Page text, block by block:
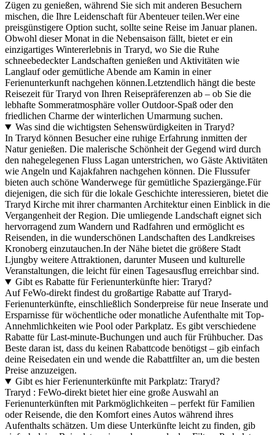
Zügen zu genießen, während Sie sich mit anderen Besuchern
mischen, die Ihre Leidenschaft für Abenteuer teilen.Wer eine
preisgünstigere Option sucht, sollte seine Reise im Januar planen.
Obwohl dieser Monat in die Nebensaison fällt, bietet er ein
einzigartiges Wintererlebnis in Traryd, wo Sie die Ruhe
schneebedeckter Landschaften genießen und Aktivitäten wie
Langlauf oder gemütliche Abende am Kamin in einer
Ferienunterkunft nachgehen können.Letztendlich hängt die beste
Reisezeit für Traryd von Ihren Reisepräferenzen ab – ob Sie die
lebhafte Sommeratmosphäre voller Outdoor-Spaß oder den
friedlichen Charme der winterlichen Umarmung suchen.
Was sind die wichtigsten Sehenswürdigkeiten in Traryd?
In Traryd können Besucher eine ruhige Erfahrung inmitten der
Natur genießen. Die malerische Schönheit der Gegend wird durch
den nahegelegenen Fluss Lagan unterstrichen, wo Gäste Aktivitäten
wie Angeln und Kajakfahren nachgehen können. Die Flussufer
bieten auch schöne Wanderwege für gemütliche Spaziergänge.Für
diejenigen, die sich für die lokale Geschichte interessieren, bietet die
Traryd Kirche mit ihrer charmanten Architektur einen Einblick in die
Vergangenheit der Region. Die umliegende Landschaft eignet sich
hervorragend zum Wandern und Radfahren und ermöglicht es
Reisenden, in die wunderschönen Landschaften des Landkreises
Kronoberg einzutauchen.In der Nähe bietet die größere Stadt
Ljungby weitere Attraktionen, darunter Museen und kulturelle
Veranstaltungen, die leicht für einen Tagesausflug erreichbar sind.
Gibt es Rabatte für Ferienunterkünfte hier: Traryd?
Auf FeWo-direkt findest du großartige Rabatte auf Traryd-
Ferienunterkünfte, einschließlich Sonderpreise für neue Inserate und
Ersparnisse für wöchentliche oder monatliche Aufenthalte mit Top-
Annehmlichkeiten wie Pool oder Parkplatz. Es gibt verschiedene
Rabatte für Last-minute-Buchungen und auch für Frühbucher. Das
Beste daran ist, dass du keinen Rabattcode benötigst – gib einfach
deine Reisedaten ein und wende die Rabattfilter an, um die besten
Preise anzuzeigen.
Gibt es hier Ferienunterkünfte mit Parkplatz: Traryd?
Traryd : FeWo-direkt bietet hier eine große Auswahl an
Ferienunterkünften mit Parkmöglichkeiten – perfekt für Familien
oder Reisende, die den Komfort eines Autos während ihres
Aufenthalts schätzen. Um diese Unterkünfte leicht zu finden, gib